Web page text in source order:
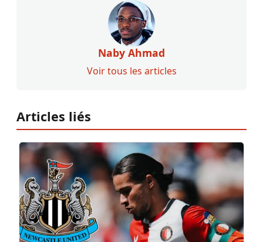
Naby Ahmad
Voir tous les articles
Articles liés